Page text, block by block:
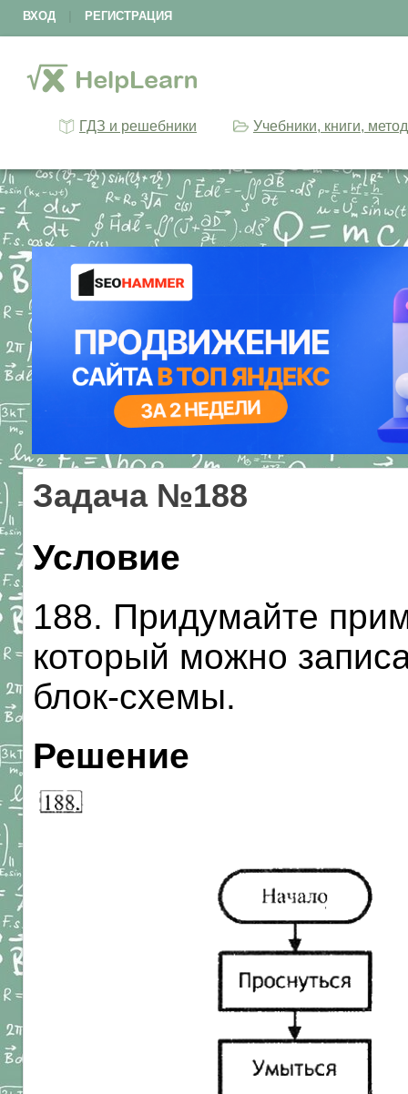
ВХОД РЕГИСТРАЦИЯ
ГДЗ и решебники Учебники, книги,
Задача №188
Условие
188. Придумайте
который можно
блок-схемы.
Решение